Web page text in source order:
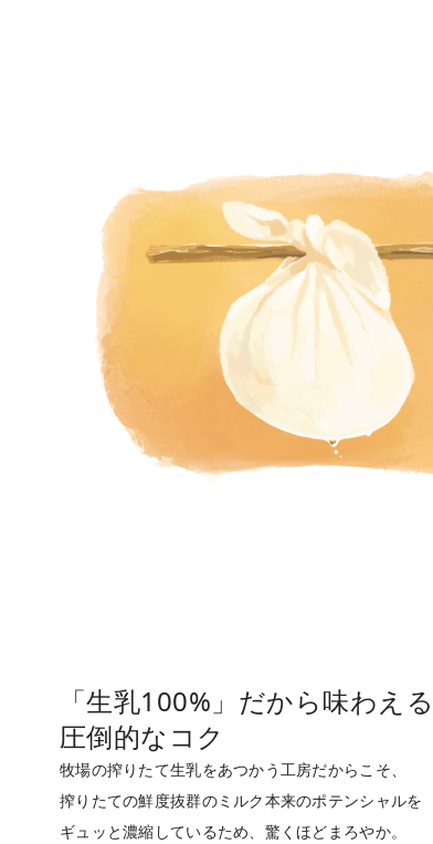
「生乳100%」だから味わえる
圧倒的なコク
牧場の搾りたて生乳をあつかう工房だからこそ、
搾りたての鮮度抜群のミルク本来のポテンシャルを
ギュッと濃縮しているため、驚くほどまろやか。